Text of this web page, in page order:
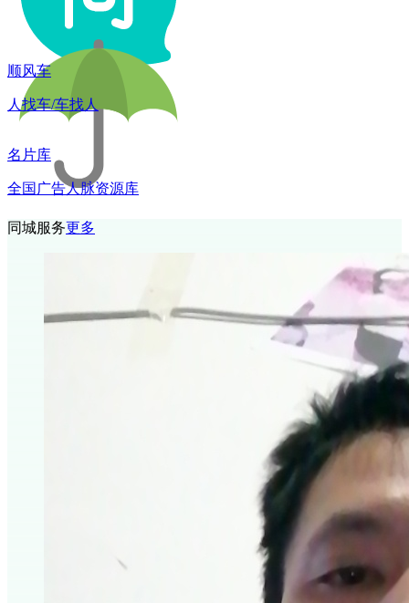
顺风车
人找车/车找人
名片库
全国广告人脉资源库
同城服务更多